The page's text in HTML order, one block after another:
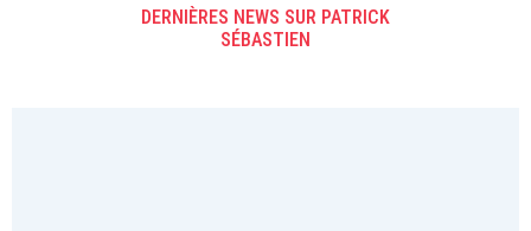
DERNIÈRES NEWS SUR PATRICK
SÉBASTIEN